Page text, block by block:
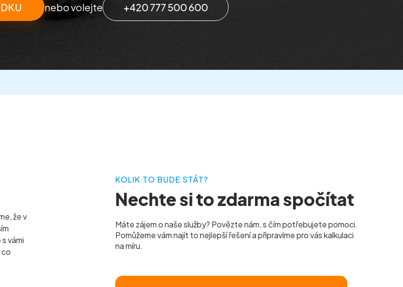
nebo volejte +420 777 500 600
že v
vámi
KOLIK TO BUDE STÁT?
Nechte si to zdarma spočítat
Máte zájem o naše služby? Povězte nám, s čím potřebujete pomoci.
Pomůžeme vám najít to nejlepší řešení a připravíme pro vás kalkulaci
na míru.